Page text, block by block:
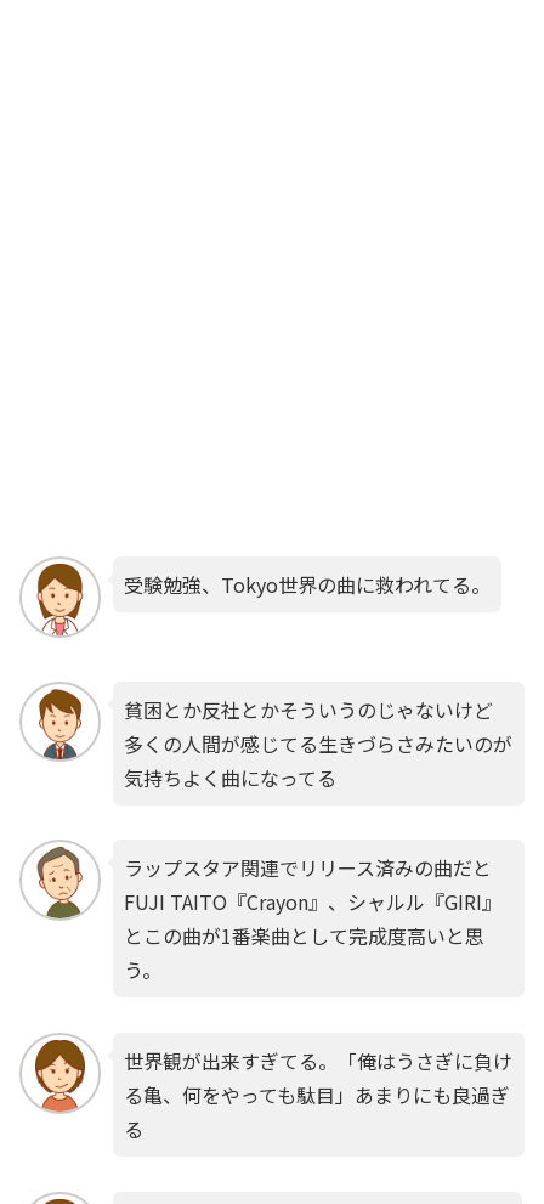
受験勉強、Tokyo世界の曲に救われてる。
貧困とか反社とかそういうのじゃないけど
多くの人間が感じてる生きづらさみたいのが
気持ちよく曲になってる
ラップスタア関連でリリース済みの曲だと
FUJI TAITO『Crayon』、シャルル『GIRI』
とこの曲が1番楽曲として完成度高いと思
う。
世界観が出来すぎてる。「俺はうさぎに負け
る亀、何をやっても駄目」あまりにも良過ぎ
る